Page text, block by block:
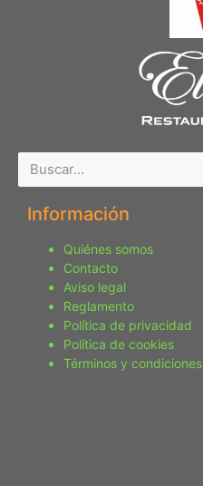
Información
Quiénes somos
Contacto
Aviso legal
Reglamento
Política de privacidad
Política de cookies
Términos y condiciones